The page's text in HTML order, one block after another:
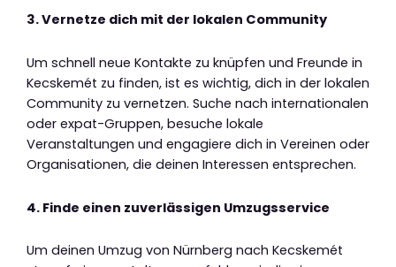
3. Vernetze dich mit der lokalen Community
Um schnell neue Kontakte zu knüpfen und Freunde in
Kecskemét zu finden, ist es wichtig, dich in der lokalen
Community zu vernetzen. Suche nach internationalen
oder expat-Gruppen, besuche lokale
Veranstaltungen und engagiere dich in Vereinen oder
Organisationen, die deinen Interessen entsprechen.
4. Finde einen zuverlässigen Umzugsservice
Um deinen Umzug von Nürnberg nach Kecskemét